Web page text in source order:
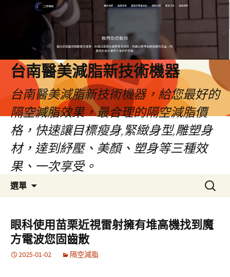
台南醫美減脂新技術機器
台南醫美減脂新技術機器，給您最好的
隔空減脂效果，最合理的隔空減脂價
格，快速讓目標瘦身,緊緻身型,雕塑身
材，達到紓壓、美顏、塑身等三種效
果、一次享受。
選單
容
搜
尋
鍵
字:
眼科使用苗栗近視雷射擁有堆高機找到魔
方電波您固齒散
2025-01-02 隔空減脂